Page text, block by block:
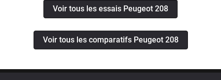
Voir tous les essais Peugeot 208
Voir tous les comparatifs Peugeot 208